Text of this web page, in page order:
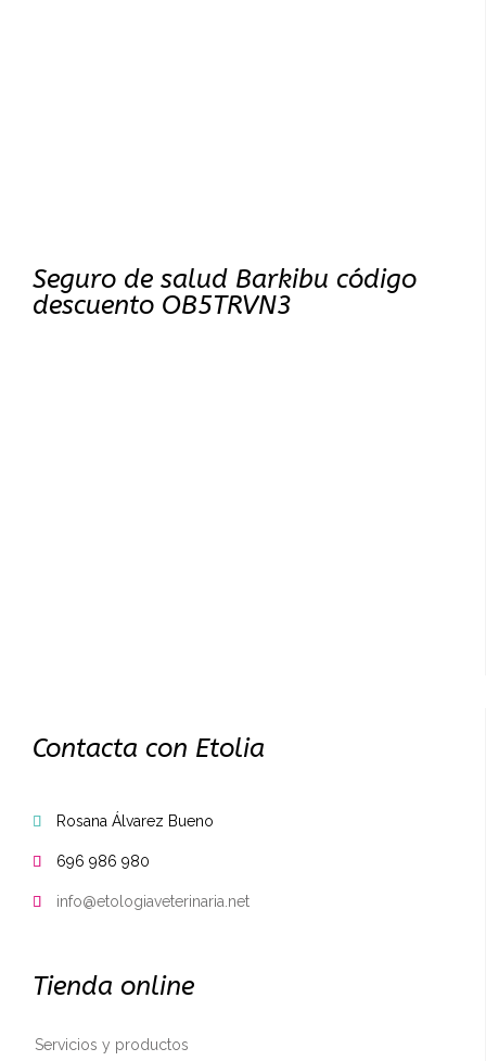
Seguro de salud Barkibu código
descuento OB5TRVN3
Contacta con Etolia
 Rosana Álvarez Bueno
 696 986 980
 info@etologiaveterinaria.net
Tienda online
Servicios y productos